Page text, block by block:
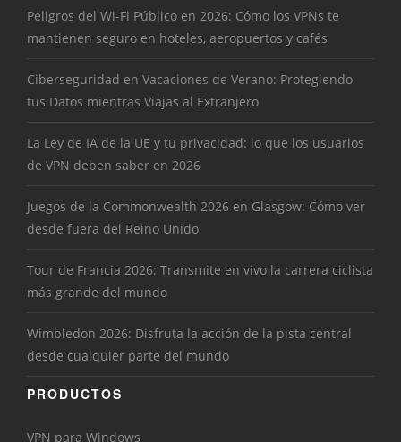
Peligros del Wi-Fi Público en 2026: Cómo los VPNs te
mantienen seguro en hoteles, aeropuertos y cafés
Ciberseguridad en Vacaciones de Verano: Protegiendo
tus Datos mientras Viajas al Extranjero
La Ley de IA de la UE y tu privacidad: lo que los usuarios
de VPN deben saber en 2026
Juegos de la Commonwealth 2026 en Glasgow: Cómo ver
desde fuera del Reino Unido
Tour de Francia 2026: Transmite en vivo la carrera ciclista
más grande del mundo
Wimbledon 2026: Disfruta la acción de la pista central
desde cualquier parte del mundo
PRODUCTOS
VPN para Windows